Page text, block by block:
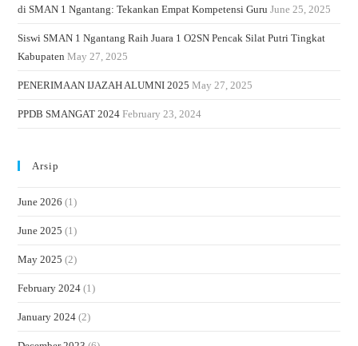
di SMAN 1 Ngantang: Tekankan Empat Kompetensi Guru June 25, 2025
Siswi SMAN 1 Ngantang Raih Juara 1 O2SN Pencak Silat Putri Tingkat
Kabupaten May 27, 2025
PENERIMAAN IJAZAH ALUMNI 2025 May 27, 2025
PPDB SMANGAT 2024 February 23, 2024
Arsip
June 2026 (1)
June 2025 (1)
May 2025 (2)
February 2024 (1)
January 2024 (2)